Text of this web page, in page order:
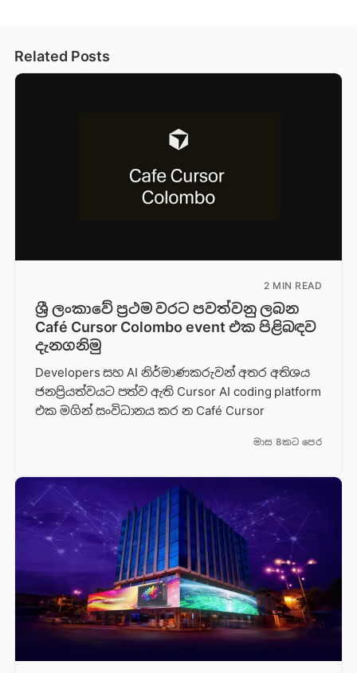
Related Posts
2 MIN READ
ශ්‍රී ලංකාවේ ප්‍රථම වරට පවත්වනු ලබන
Café Cursor Colombo event එක පිළිබඳව
දැනගනිමු
Developers සහ AI නිර්මාණකරුවන් අතර අතිශය
ජනප්‍රියත්වයට පත්ව ඇති Cursor AI coding platform
එක මගින් සංවිධානය කර න Café Cursor
මාස 8කට පෙර